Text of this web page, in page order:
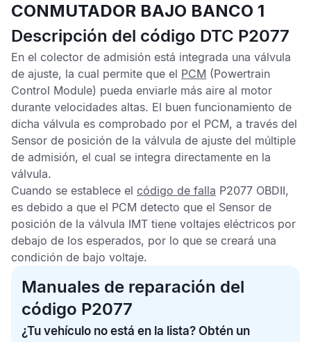
CONMUTADOR BAJO BANCO 1
Descripción del código DTC P2077
En el colector de admisión está integrada una válvula
de ajuste, la cual permite que el PCM (Powertrain
Control Module) pueda enviarle más aire al motor
durante velocidades altas. El buen funcionamiento de
dicha válvula es comprobado por el PCM, a través del
Sensor de posición de la válvula de ajuste del múltiple
de admisión, el cual se integra directamente en la
válvula.
Cuando se establece el código de falla P2077 OBDII,
es debido a que el PCM detecto que el Sensor de
posición de la válvula IMT tiene voltajes eléctricos por
debajo de los esperados, por lo que se creará una
condición de bajo voltaje.
Manuales de reparación del
código P2077
¿Tu vehículo no está en la lista? Obtén un